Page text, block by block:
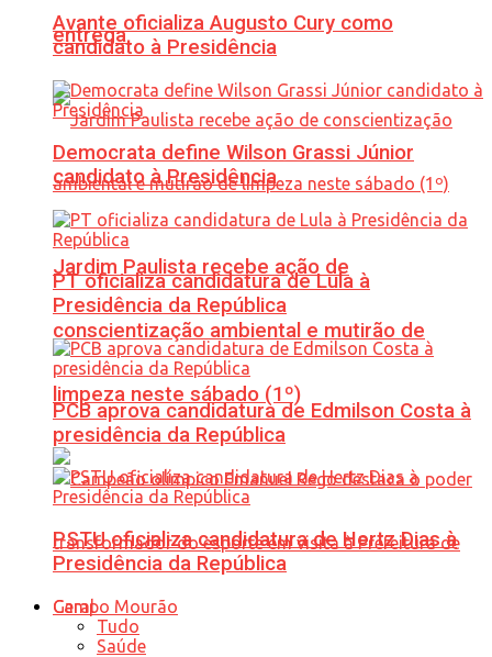
entrega
Jardim Paulista recebe ação de
conscientização ambiental e mutirão de
limpeza neste sábado (1º)
Avante oficializa Augusto Cury como
candidato à Presidência
Democrata define Wilson Grassi Júnior
candidato à Presidência
PT oficializa candidatura de Lula à
Presidência da República
PCB aprova candidatura de Edmilson Costa à
presidência da República
PSTU oficializa candidatura de Hertz Dias à
Presidência da República
Geral
Tudo
Saúde